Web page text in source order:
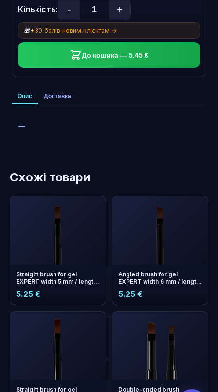
Кількість: - +
🎁+30 балів новим клієнтам →
До кошика — 5.45 €
Опис Доставка
—
Схожі товари
Straight brush for gel
EXPERT width 5 mm / length
5.25 €
Angled brush for gel
EXPERT width 6 mm / length
5.25 €
Straight brush for gel Double-ended brush
Збирайте і економте на